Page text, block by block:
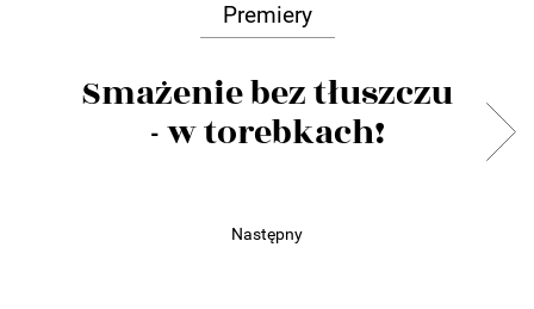
Premiery
Smażenie bez tłuszczu
- w torebkach!
Następny